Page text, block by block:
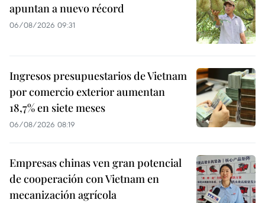
apuntan a nuevo récord
06/08/2026 09:31
Ingresos presupuestarios de Vietnam
por comercio exterior aumentan
18,7% en siete meses
06/08/2026 08:19
Empresas chinas ven gran potencial
de cooperación con Vietnam en
mecanización agrícola